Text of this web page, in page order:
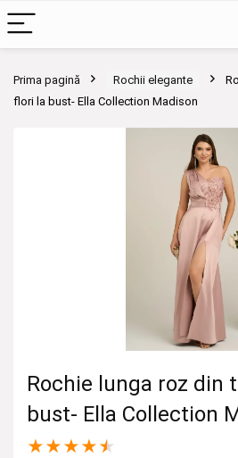
Prima pagină Rochii elegante
flori la bust- Ella Collection Madison
Rochie lunga roz din
bust- Ella Collection
★★★★★